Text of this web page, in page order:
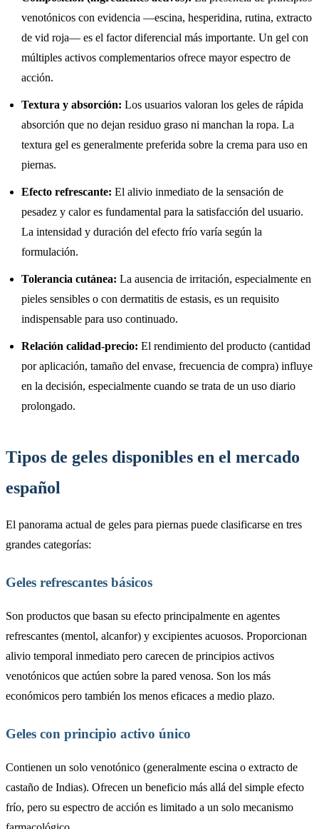
venotónicos con evidencia —escina, hesperidina, rutina, extracto
de vid roja— es el factor diferencial más importante. Un gel con
múltiples activos complementarios ofrece mayor espectro de
acción.
Textura y absorción: Los usuarios valoran los geles de rápida
absorción que no dejan residuo graso ni manchan la ropa. La
textura gel es generalmente preferida sobre la crema para uso en
piernas.
Efecto refrescante: El alivio inmediato de la sensación de
pesadez y calor es fundamental para la satisfacción del usuario.
La intensidad y duración del efecto frío varía según la
formulación.
Tolerancia cutánea: La ausencia de irritación, especialmente en
pieles sensibles o con dermatitis de estasis, es un requisito
indispensable para uso continuado.
Relación calidad-precio: El rendimiento del producto (cantidad
por aplicación, tamaño del envase, frecuencia de compra) influye
en la decisión, especialmente cuando se trata de un uso diario
prolongado.
Tipos de geles disponibles en el mercado
español
El panorama actual de geles para piernas puede clasificarse en tres
grandes categorías:
Geles refrescantes básicos
Son productos que basan su efecto principalmente en agentes
refrescantes (mentol, alcanfor) y excipientes acuosos. Proporcionan
alivio temporal inmediato pero carecen de principios activos
venotónicos que actúen sobre la pared venosa. Son los más
económicos pero también los menos eficaces a medio plazo.
Geles con principio activo único
Contienen un solo venotónico (generalmente escina o extracto de
castaño de Indias). Ofrecen un beneficio más allá del simple efecto
frío, pero su espectro de acción es limitado a un solo mecanismo